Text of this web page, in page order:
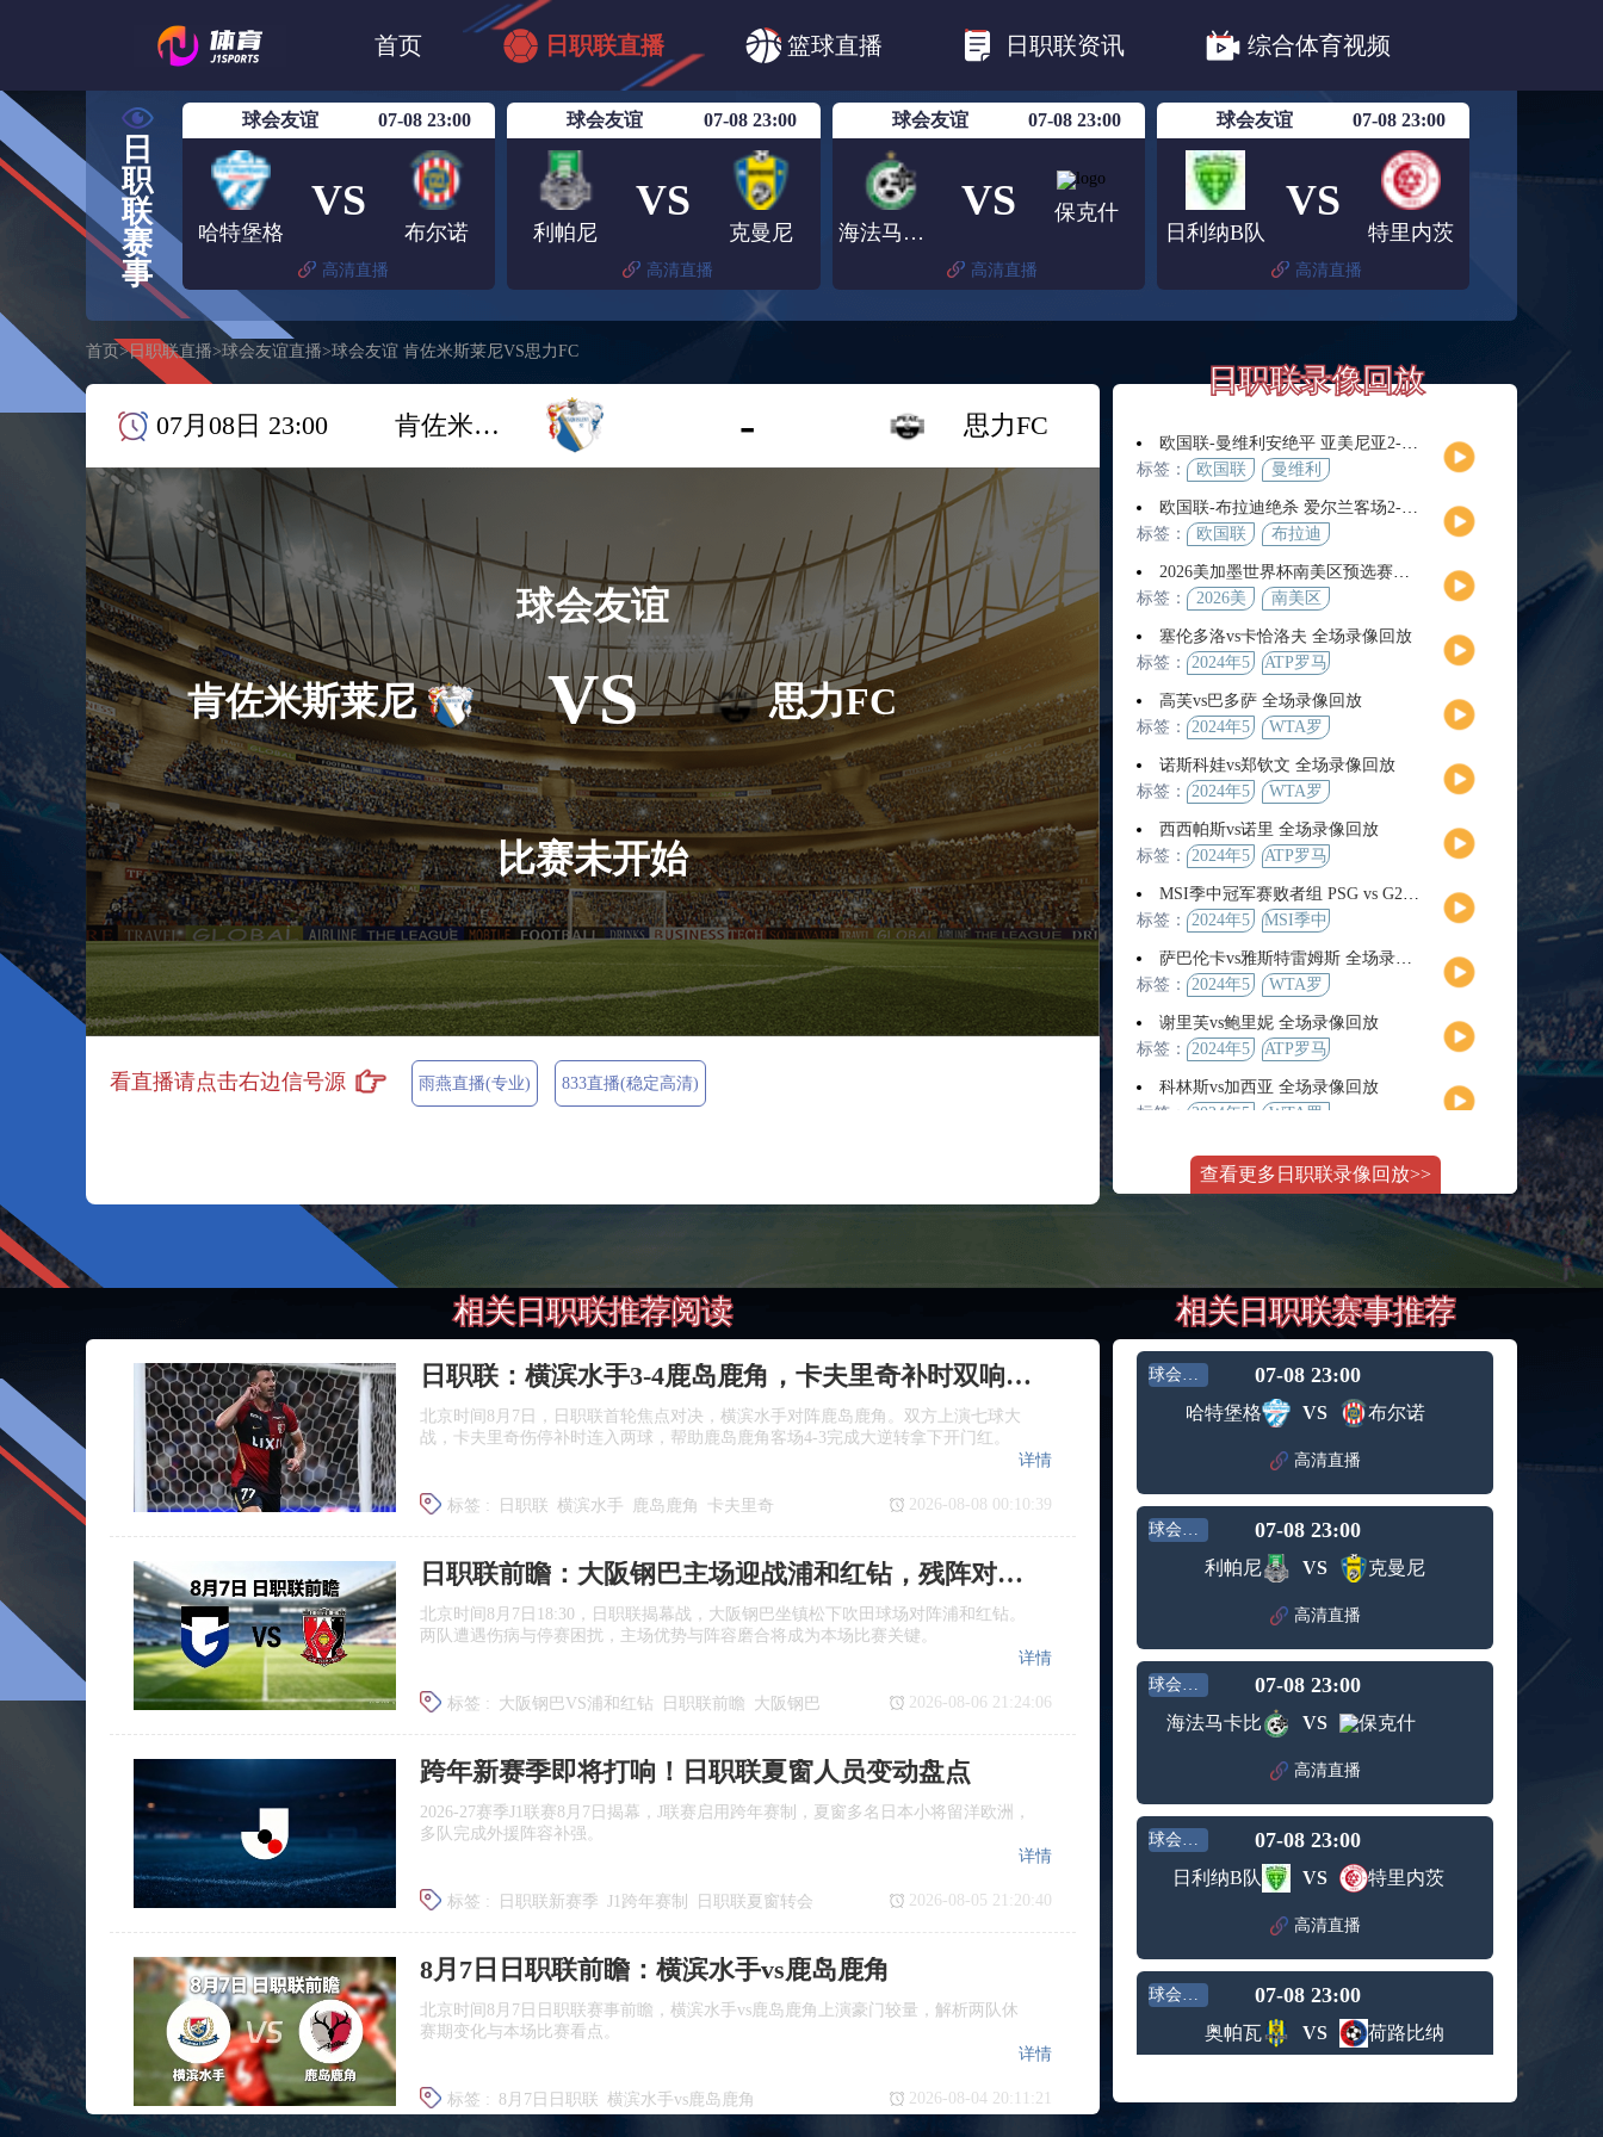
首页 日职联直播 篮球直播 日职联资讯 综合体育视频
日篮B1 日职联 日职联FC东京
日职联广岛三箭
日
职
联
赛
事
球会友谊 07-08 23:00
哈特堡格
VS
布尔诺
高清直播
球会友谊 07-08 23:00
利帕尼
VS
克曼尼
高清直播
球会友谊 07-08 23:00
海法马卡比
VS 保克什
高清直播
球会友谊 07-08 23:00
日利纳B队
VS
特里内茨
高清直播
首页 >日职联直播>球会友谊直播>球会友谊 肯佐米斯莱尼VS思力FC
07月08日 23:00 肯佐米斯莱尼 - 思力FC
肯佐米斯莱尼
球会友谊
VS
比赛未开始
思力FC
看直播请点击右边信号源 雨燕直播(专业) 833直播(稳定高清)
日职联录像回放
欧国联-曼维利安绝平 亚美尼亚2-2法罗群岛
标签：
欧国联
曼维利
欧国联-布拉迪绝杀 爱尔兰客场2-1逆转芬兰
标签：
欧国联 布拉迪
2026美加墨世界杯南美区预选赛第9轮全场集锦
标签：
2026美
界杯
南美区
塞伦多洛vs卡恰洛夫 全场录像回放
标签：
2024年5
ATP罗马
男单第3
轮
高芙vs巴多萨 全场录像回放
标签：
2024年5
WTA罗
赛女单
第4轮
诺斯科娃vs郑钦文 全场录像回放
标签：
2024年5
WTA罗
赛女单
第3轮
西西帕斯vs诺里 全场录像回放
标签：
2024年5
ATP罗马
男单第3
轮
MSI季中冠军赛败者组 PSG vs G2 全场录像回放
标签：
2024年5
MSI季中
败者组
萨巴伦卡vs雅斯特雷姆斯 全场录像回放
标签：
2024年5
WTA罗
赛女单
第3轮
谢里芙vs鲍里妮 全场录像回放
标签：
2024年5
ATP罗马
女单第2
轮
科林斯vs加西亚 全场录像回放
标签：
2024年5
WTA罗
赛女单
第3轮
斯维托丽娜vs萨巴伦卡 全场录像回放
2024年5
月14日
WTA罗
马公开
纳波利塔诺vs贾里 全场录像回放
男单第3
轮
标签： 2024年5
月11日
WTA1000
罗马大
师赛第3
轮
WTT沙特大满贯女单半决赛 陈梦vs早田希娜 全场录像回放
标签：
2024年5
月11日
WTT沙
贯女单
蒙泰罗vs凯茨曼诺维奇 全场录像回放
大师赛
轮
纳尔迪vs鲁内 全场录像回放
标签： 2024年5
月12日
ATP罗马
大师赛
男单第2
轮
萨卡里vs加里宁娜 全场录像回放
2024年5
WTA罗
马大师
赛女单
第3轮
吉隆vs卢布列夫 全场录像回放
月12日
ATP罗马
大师赛
轮
兹维列夫vs达德尔里 全场录像回放
标签： 2024年5
月13日
ATP罗马
大师赛
男单第3
轮
阿纳尔迪vs贾里 全场录像回放
ATP罗马
大师赛
男单第2
轮
标签： 2024年5
月12日
WTA罗
马大师
赛女单
第3轮
托尔莫vs奥斯塔彭科 全场录像回放
标签： 2024年5
WTA罗
赛女单
斯诺克元老斯诺克世锦赛半决赛 伊戈尔-费格雷多vs德拉戈 全场录像回放
标签：
月12日
元老斯
诺克世
锦赛半
决赛
穆纳尔vs诺里 全场录像回放
月12日
ATP罗马
大师赛
男单第2
MSI季中冠军赛胜者组 BLG vs T1 全场录像回放
月12日
冠军赛
KPL春季赛季后赛败者组决赛 重庆狼队 vs 苏州KSG 全场录像回放
查看更多日职联录像回放>>
相关日职联推荐阅读
日职联：横滨水手3‑4鹿岛鹿角，卡夫里奇补时双响上演逆转绝杀
北京时间8月7日，日职联首轮焦点对决，横滨水手对阵鹿岛鹿角。双方上演七球大
战，卡夫里奇伤停补时连入两球，帮助鹿岛鹿角客场4‑3完成大逆转拿下开门红。
标签 : 日职联 横滨水手 鹿岛鹿角 卡夫里奇
详情
2026-08-08 00:10:39
日职联前瞻：大阪钢巴主场迎战浦和红钻，残阵对决看点十足
北京时间8月7日18:30，日职联揭幕战，大阪钢巴坐镇松下吹田球场对阵浦和红钻。
两队遭遇伤病与停赛困扰，主场优势与阵容磨合将成为本场比赛关键。
标签 : 大阪钢巴VS浦和红钻 日职联前瞻 大阪钢巴
浦和红钻
详情
2026-08-06 21:24:06
跨年新赛季即将打响！日职联夏窗人员变动盘点
2026‑27赛季J1联赛8月7日揭幕，J联赛启用跨年赛制，夏窗多名日本小将留洋欧洲，
多队完成外援阵容补强。
标签 : 日职联新赛季 J1跨年赛制
日职联夏窗转会
广岛三箭
详情
2026-08-05 21:20:40
8月7日日职联前瞻：横滨水手vs鹿岛鹿角
北京时间8月7日日职联赛事前瞻，横滨水手vs鹿岛鹿角上演豪门较量，解析两队休
赛期变化与本场比赛看点。
标签 : 8月7日日职联 横滨水手vs鹿岛鹿角
详情
2026-08-04 20:11:21
相关日职联赛事推荐
球会友谊 07-08 23:00
哈特堡格 VS 布尔诺
高清直播
球会友谊 07-08 23:00
利帕尼 VS 克曼尼
高清直播
球会友谊 07-08 23:00
海法马卡比 VS 保克什
高清直播
球会友谊 07-08 23:00
日利纳B队 VS 特里内茨
高清直播
球会友谊 07-08 23:00
奥帕瓦 VS 荷路比纳